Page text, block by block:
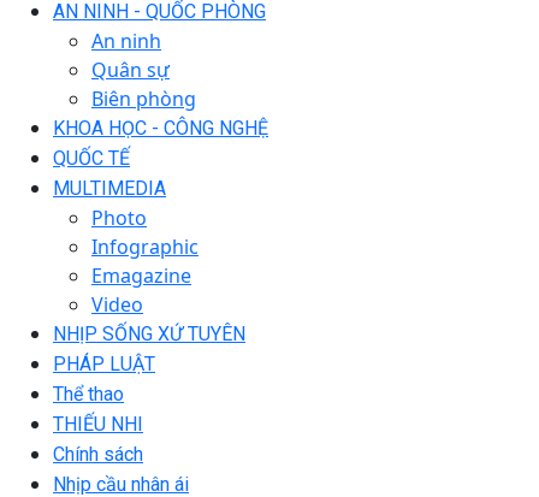
AN NINH - QUỐC PHÒNG
An ninh
Quân sự
Biên phòng
KHOA HỌC - CÔNG NGHỆ
QUỐC TẾ
MULTIMEDIA
Photo
Infographic
Emagazine
Video
NHỊP SỐNG XỨ TUYÊN
PHÁP LUẬT
Thể thao
THIẾU NHI
Chính sách
Nhịp cầu nhân ái